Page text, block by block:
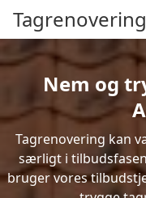
Nem og
Tagrenovering kan
særligt i
bruger vores